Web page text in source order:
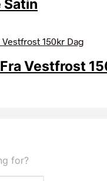
Satin
Vestfrost
for?